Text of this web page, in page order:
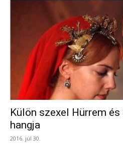
Külön szexel Hürrem
hangja
2016. júl 30.